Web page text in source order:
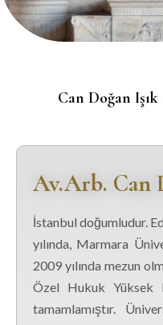
Can Doğan Işık
Av.Arb. Can
İstanbul doğumludur.
yılında, Marmara
2009 yılında mezun
Özel Hukuk Yüksek
tamamlamıştır.